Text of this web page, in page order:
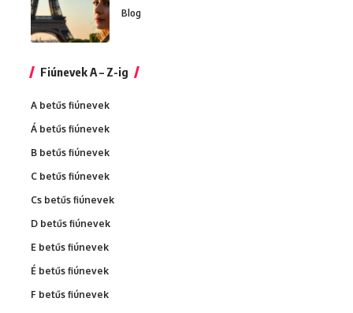
Blog
Fiúnevek A – Z-ig
A betűs fiúnevek
Á betűs fiúnevek
B betűs fiúnevek
C betűs fiúnevek
Cs betűs fiúnevek
D betűs fiúnevek
E betűs fiúnevek
É betűs fiúnevek
F betűs fiúnevek